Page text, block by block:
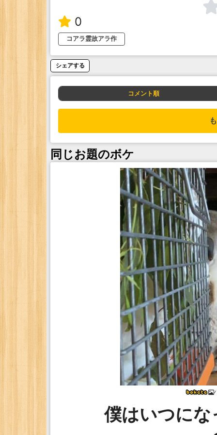
0
コアラ霊故アラ作
シェアする
コメント順
同じお題のボケ
僕はいつに